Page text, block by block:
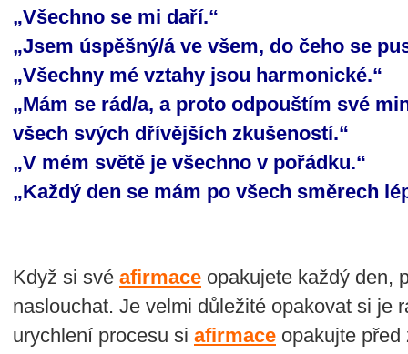
„Všechno se mi daří.“
„Jsem úspěšný/á ve všem, do čeho se
„Všechny mé vztahy jsou harmonické.“
„Mám se rád/a, a proto odpouštím své
všech svých dřívějších zkušeností.“
„V mém světě je všechno v pořádku.“
„Každý den se mám po všech směrech
Když si své afirmace opakujete každý den,
naslouchat. Je velmi důležité opakovat si je
urychlení procesu si afirmace opakujte před